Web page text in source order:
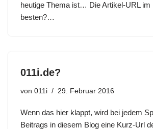
heutige Thema ist… Die Artikel-URL im
besten?…
011i.de?
von 011i 29. Februar 2016
Wenn das hier klappt, wird bei jedem
Beitrags in diesem Blog eine Kurz-Url